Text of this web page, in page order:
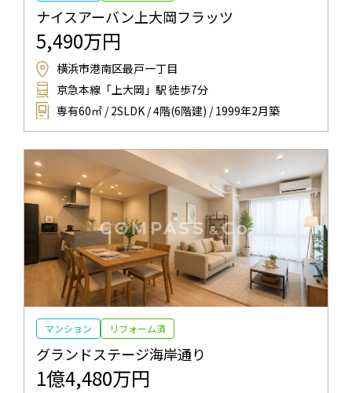
ナイスアーバン上大岡フラッツ
5,490万円
横浜市港南区最戸一丁目
京急本線「上大岡」駅 徒歩7分
専有60㎡ / 2SLDK / 4階(6階建) / 1999年2月築
マンション リフォーム済
グランドステージ海岸通り
1億4,480万円